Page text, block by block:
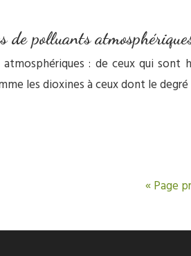
de polluants
: de ceux qui sont
les dioxines à ceux dont le
« Page